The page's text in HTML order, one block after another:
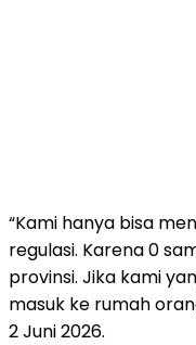
“Kami hanya bisa
regulasi. Karena 0
provinsi. Jika kami
masuk ke rumah
2 Juni 2026.